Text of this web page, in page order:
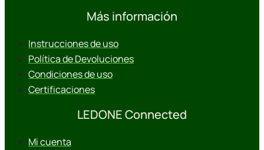
Más información
Instrucciones de uso
Política de Devoluciones
Condiciones de uso
Certificaciones
LEDONE Connected
Mi cuenta